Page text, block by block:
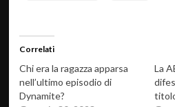
Correlati
Chi era la ragazza apparsa
nell’ultimo episodio di
Dynamite?
La